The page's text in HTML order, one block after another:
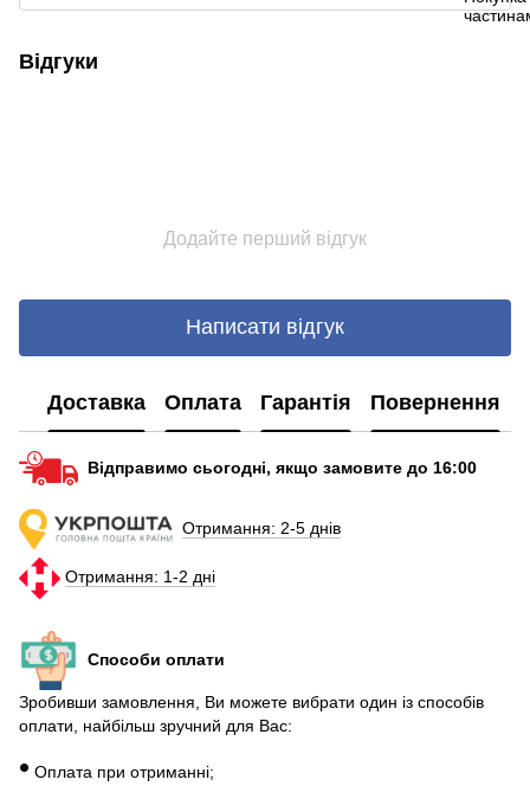
Відгуки
Додайте перший відгук
Написати відгук
Доставка Оплата Гарантія Повернення
Відправимо сьогодні, якщо замовите до 16:00
Отримання: 2-5 днів
Отримання: 1-2 дні
Способи оплати
Зробивши замовлення, Ви можете вибрати один із способів
оплати, найбільш зручний для Вас:
• Оплата при отриманні;